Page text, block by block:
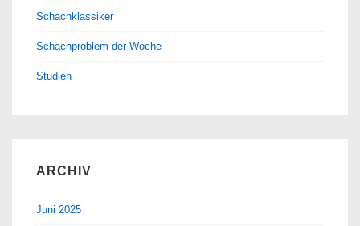
Schachklassiker
Schachproblem der Woche
Studien
ARCHIV
Juni 2025